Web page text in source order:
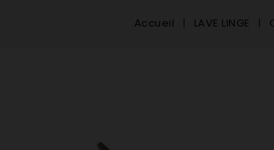
Accueil LAVE LINGE